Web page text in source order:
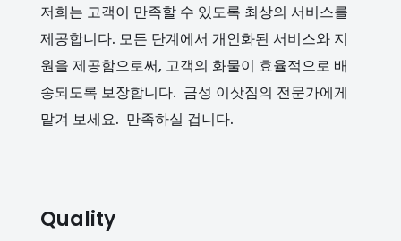
저희는 고객이 만족할 수 있도록 최상의 서비스를
제공합니다. 모든 단계에서 개인화된 서비스와 지
원을 제공함으로써, 고객의 화물이 효율적으로 배
송되도록 보장합니다. 금성 이삿짐의 전문가에게
맡겨 보세요. 만족하실 겁니다.
Quality